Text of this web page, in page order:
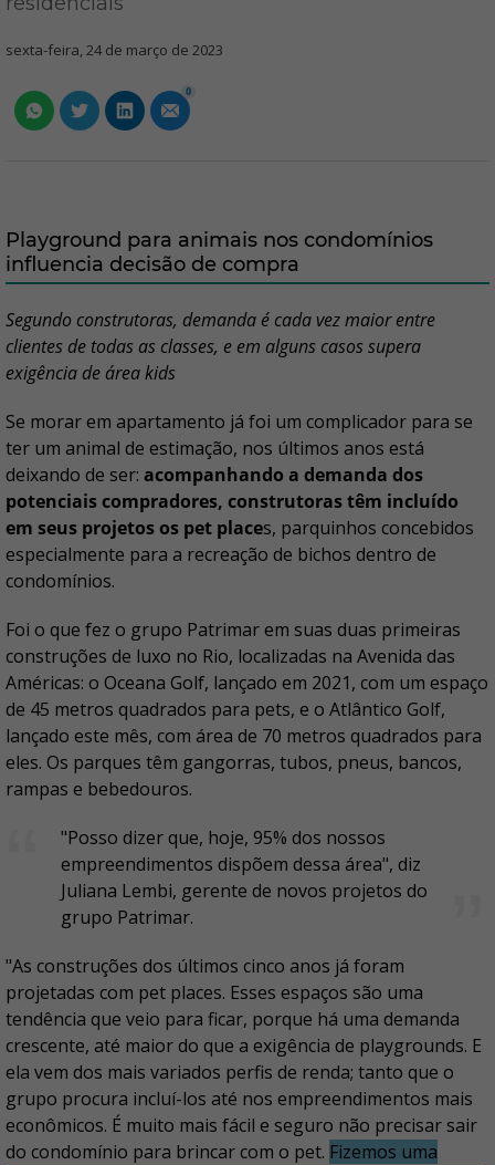
sexta-feira, 24 de março de 2023
0
Playground para animais nos condomínios
influencia decisão de compra
Segundo construtoras, demanda é cada vez maior entre
clientes de todas as classes, e em alguns casos supera
exigência de área kids
Se morar em apartamento já foi um complicador para se
ter um animal de estimação, nos últimos anos está
deixando de ser: acompanhando a demanda dos
potenciais compradores, construtoras têm incluído
em seus projetos os pet places, parquinhos concebidos
especialmente para a recreação de bichos dentro de
condomínios.
Foi o que fez o grupo Patrimar em suas duas primeiras
construções de luxo no Rio, localizadas na Avenida das
Américas: o Oceana Golf, lançado em 2021, com um espaço
de 45 metros quadrados para pets, e o Atlântico Golf,
lançado este mês, com área de 70 metros quadrados para
eles. Os parques têm gangorras, tubos, pneus, bancos,
rampas e bebedouros.
"Posso dizer que, hoje, 95% dos nossos
empreendimentos dispõem dessa área", diz
Juliana Lembi, gerente de novos projetos do
grupo Patrimar.
"As construções dos últimos cinco anos já foram
projetadas com pet places. Esses espaços são uma
tendência que veio para ficar, porque há uma demanda
crescente, até maior do que a exigência de playgrounds. E
ela vem dos mais variados perfis de renda; tanto que o
grupo procura incluí-los até nos empreendimentos mais
econômicos. É muito mais fácil e seguro não precisar sair
do condomínio para brincar com o pet. Fizemos uma